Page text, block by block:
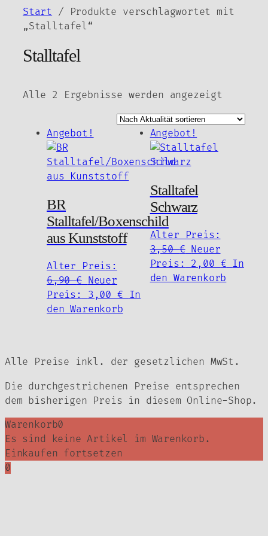
Inhalt
Start / Produkte verschlagwortet mit
„Stalltafel“
Stalltafel
Alle 2 Ergebnisse werden angezeigtNach
Angebot!
BR
Stalltafel/Boxenschild
aus Kunststoff
Alter Preis:
6,90€ Ursprünglicher
Preis
war:
Neuer
Preis:
3,00 €Aktueller
Preis
In
den Warenkorb
Angebot!
Stalltafel
Schwarz
Alter Preis:
3,50€
Preis
war:
Neuer
Preis:
2,00 € In
den Warenkorb
Alle Preise inkl. der gesetzlichen MwSt.
Die durchgestrichenen Preise entsprechen
dem bisherigen Preis in diesem Online-Shop.
Warenkorb0
Es sind keine Artikel im Warenkorb.
Einkaufen fortsetzen
0